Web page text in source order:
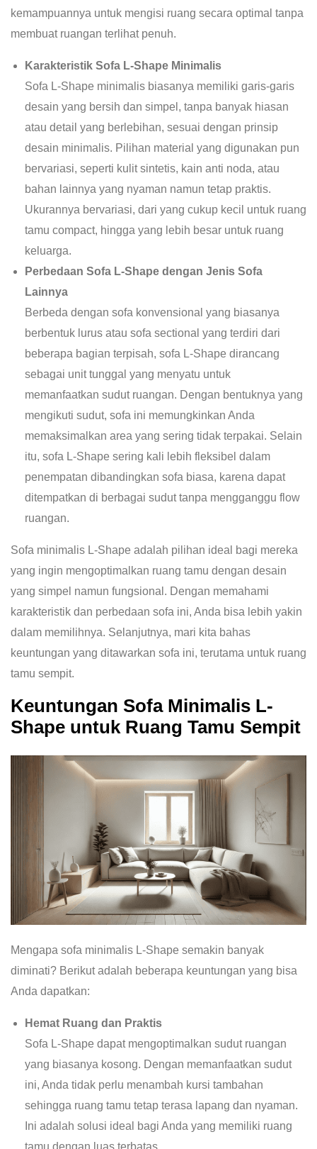
kemampuannya untuk mengisi ruang secara optimal tanpa
membuat ruangan terlihat penuh.
Karakteristik Sofa L-Shape Minimalis
Sofa L-Shape minimalis biasanya memiliki garis-garis
desain yang bersih dan simpel, tanpa banyak hiasan
atau detail yang berlebihan, sesuai dengan prinsip
desain minimalis. Pilihan material yang digunakan pun
bervariasi, seperti kulit sintetis, kain anti noda, atau
bahan lainnya yang nyaman namun tetap praktis.
Ukurannya bervariasi, dari yang cukup kecil untuk ruang
tamu compact, hingga yang lebih besar untuk ruang
keluarga.
Perbedaan Sofa L-Shape dengan Jenis Sofa
Lainnya
Berbeda dengan sofa konvensional yang biasanya
berbentuk lurus atau sofa sectional yang terdiri dari
beberapa bagian terpisah, sofa L-Shape dirancang
sebagai unit tunggal yang menyatu untuk
memanfaatkan sudut ruangan. Dengan bentuknya yang
mengikuti sudut, sofa ini memungkinkan Anda
memaksimalkan area yang sering tidak terpakai. Selain
itu, sofa L-Shape sering kali lebih fleksibel dalam
penempatan dibandingkan sofa biasa, karena dapat
ditempatkan di berbagai sudut tanpa mengganggu flow
ruangan.
Sofa minimalis L-Shape adalah pilihan ideal bagi mereka
yang ingin mengoptimalkan ruang tamu dengan desain
yang simpel namun fungsional. Dengan memahami
karakteristik dan perbedaan sofa ini, Anda bisa lebih yakin
dalam memilihnya. Selanjutnya, mari kita bahas
keuntungan yang ditawarkan sofa ini, terutama untuk ruang
tamu sempit.
Keuntungan Sofa Minimalis L-
Shape untuk Ruang Tamu Sempit
Mengapa sofa minimalis L-Shape semakin banyak
diminati? Berikut adalah beberapa keuntungan yang bisa
Anda dapatkan:
Hemat Ruang dan Praktis
Sofa L-Shape dapat mengoptimalkan sudut ruangan
yang biasanya kosong. Dengan memanfaatkan sudut
ini, Anda tidak perlu menambah kursi tambahan
sehingga ruang tamu tetap terasa lapang dan nyaman.
Ini adalah solusi ideal bagi Anda yang memiliki ruang
tamu dengan luas terbatas.